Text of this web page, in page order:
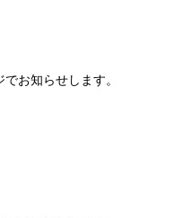
お知らせします。